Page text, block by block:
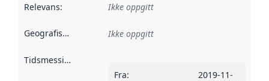
Relevans: Ikke oppgitt
Geografisk avgrensning :
Ikke oppgitt
Tidsmessig avgrensning
Fra:
2019-11-